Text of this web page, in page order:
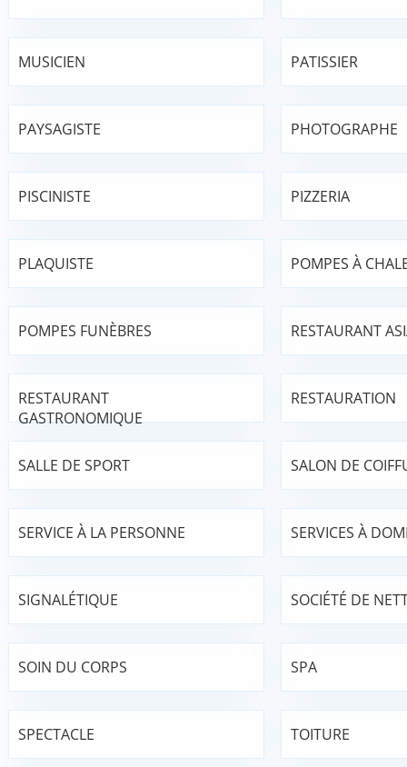
MUSICIEN PATISSIER
PAYSAGISTE PHOTOGRAPHE
PISCINISTE PIZZERIA
PLAQUISTE POMPES À
POMPES FUNÈBRES RESTAURANT
RESTAURANT
GASTRONOMIQUE
RESTAURATION
SALLE DE SPORT SALON DE
SERVICE À LA PERSONNE SERVICES À
SIGNALÉTIQUE SOCIÉTÉ DE
SOIN DU CORPS SPA
SPECTACLE TOITURE